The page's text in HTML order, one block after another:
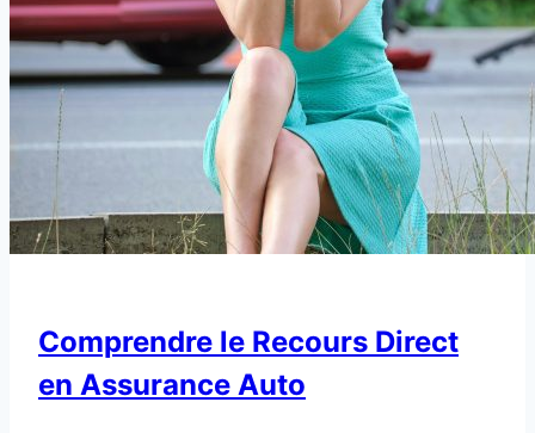
Comprendre le Recours Direct
en Assurance Auto